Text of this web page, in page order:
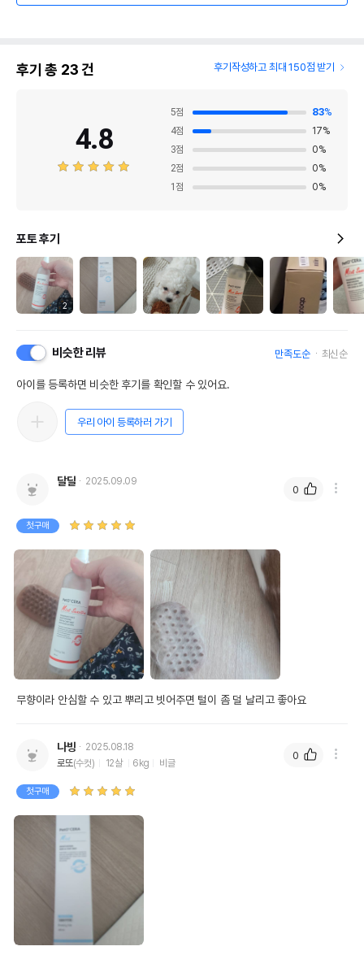
후기 총 23건 후기작성하고 최대 150점 받기
4.8
5점 83%
4점 17%
3점 0%
2점 0%
1 점 0%
포토 후기
2
비슷한 리뷰 만족도순 최신순
아이를 등록하면 비슷한 후기를 확인할 수 있어요.
우리 아이 등록하러 가기
달달 2025.09.09
첫구매
무향이라 안심할 수 있고 뿌리고 빗어주면 털이 좀 덜 날리고 좋아요
0
나빙
2025.08.18
로또(수컷) 12살 6kg 비글
첫구매
0